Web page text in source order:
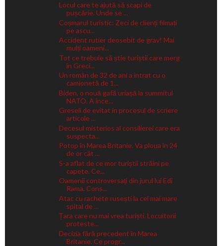
Locul care te ajută să scapi de
pușcărie. Unde se ...
Coșmarul turistic: Zeci de clienți filmați
pe ascu...
Accident rutier deosebit de grav! Mai
mulți oameni...
Tot ce trebuie să știe turiștii care merg
în Greci...
Un român de 32 de ani a intrat cu o
camionetă de 1...
Biden, o nouă gafă uriașă la summitul
NATO. A înce...
Greseli de evitat in procesul de scriere
articole ...
Decesul misterios al consilierei care era
suspecta...
Potop în Marea Britanie. Va ploua în 24
de or cât ...
S-a aflat de ce mor turiștii străini pe
capete. Ce...
Oamenii controversați din jurul lui Edi
Rama. Cons...
Atac cu rachete rusești la cel mai mare
spital de ...
Țara care nu mai vrea turiști. Locuitorii
proteste...
Decizia fără precedent în Marea
Britanie. Ce progr...